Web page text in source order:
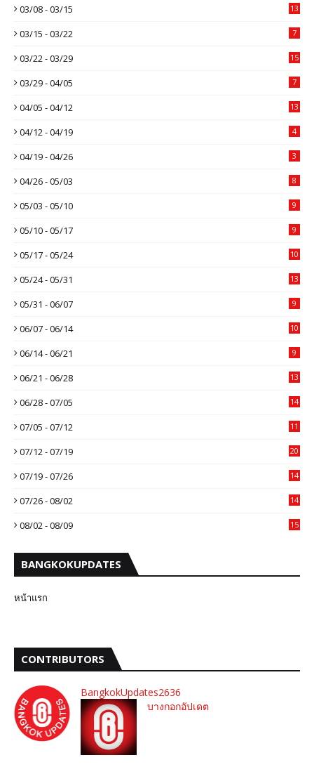
03/08 - 03/15 13
03/15 - 03/22 7
03/22 - 03/29 15
03/29 - 04/05 7
04/05 - 04/12 13
04/12 - 04/19 4
04/19 - 04/26 3
04/26 - 05/03 8
05/03 - 05/10 9
05/10 - 05/17 9
05/17 - 05/24 10
05/24 - 05/31 13
05/31 - 06/07 9
06/07 - 06/14 10
06/14 - 06/21 9
06/21 - 06/28 13
06/28 - 07/05 14
07/05 - 07/12 11
07/12 - 07/19 20
07/19 - 07/26 14
07/26 - 08/02 14
08/02 - 08/09 15
BANGKOKUPDATES
หน้าแรก
CONTRIBUTORS
BangkokUpdates2636
บางกอกอัปเดต